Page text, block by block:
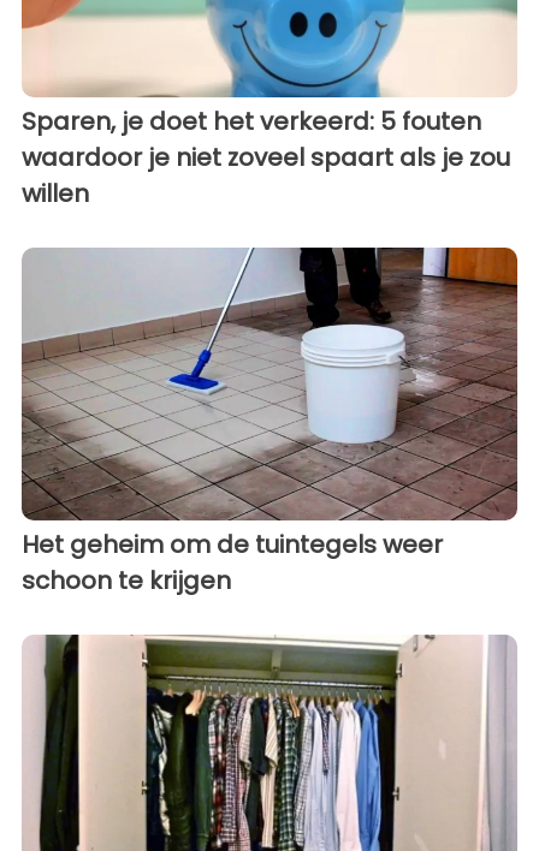
Sparen, je doet het verkeerd: 5 fouten
waardoor je niet zoveel spaart als je zou
willen
Het geheim om de tuintegels weer
schoon te krijgen